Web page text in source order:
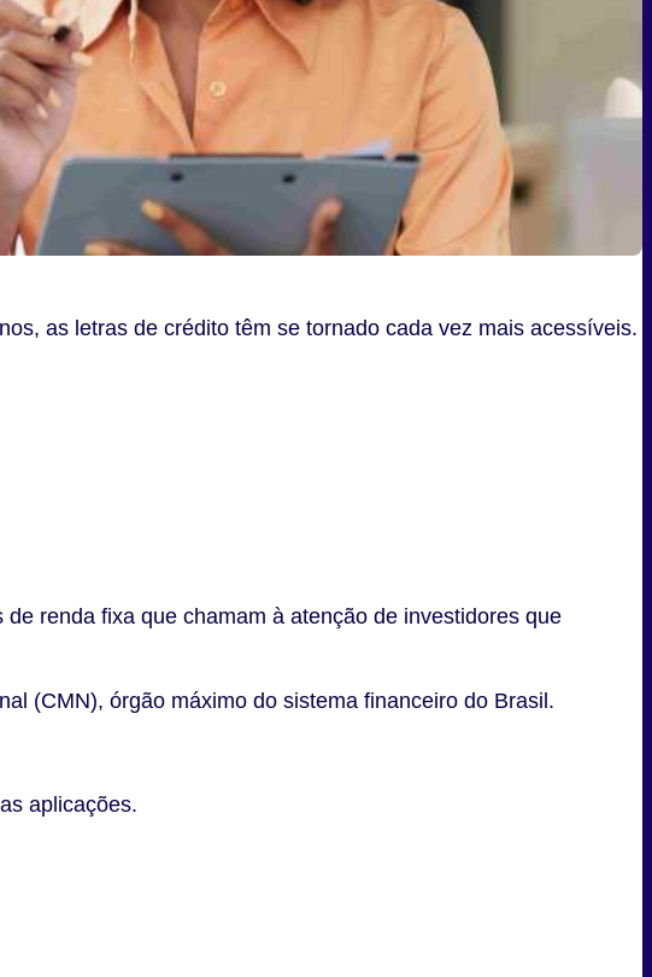
as letras de crédito têm se tornado cada vez mais acessíveis.
renda fixa que chamam à atenção de investidores que
(CMN), órgão máximo do sistema financeiro do Brasil.
aplicações.